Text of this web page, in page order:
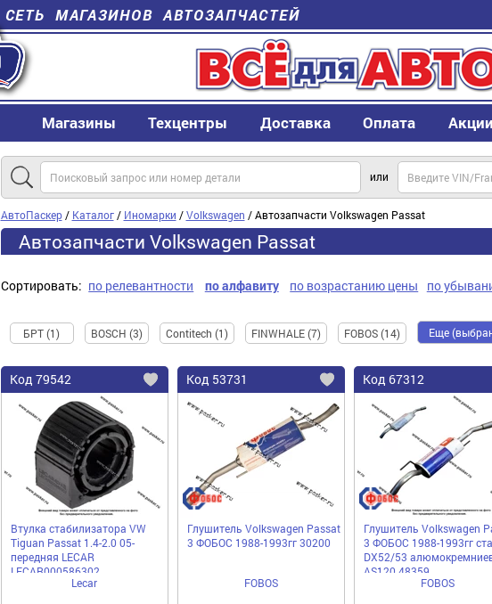
СЕТЬ МАГАЗИНОВ АВТОЗАПЧАСТЕЙ
Магазины Техцентры Доставка Оплата Акции
или
АвтоПаскер/ Каталог/ Иномарки /Volkswagen / Автозапчасти Volkswagen Passat
Автозапчасти Volkswagen Passat
Сортировать: по релевантности по алфавиту по возрастанию цены по
БРТ (1) BOSCH (3) Contitech (1) FINWHALE (7) FOBOS (14) Еще
Код 79542
Добавить
избранное
Втулка стабилизатора VW
Tiguan Passat 1.4-2.0 05-
передняя LECAR
LECAR000586302
Lecar
Код 53731
Добавить
в
избранное
Глушитель Volkswagen Passat
3 ФОБОС 1988-1993гг 30200
FOBOS
Код 67312
Глушитель Volkswagen
3 ФОБОС 1988-1993гг
DX52/53
AS120 48359
FOBOS